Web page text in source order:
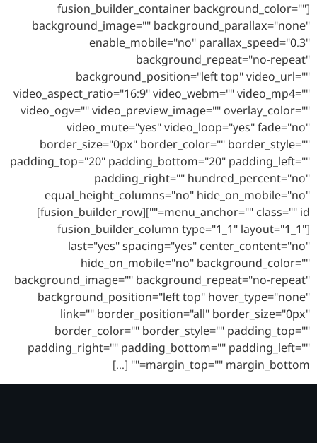
[fusion_builder_container background_color=""
background_image="" background_parallax="none"
enable_mobile="no" parallax_speed="0.3"
background_repeat="no-repeat"
background_position="left top" video_url=""
video_aspect_ratio="16:9" video_webm="" video_mp4=""
video_ogv="" video_preview_image="" overlay_color=""
video_mute="yes" video_loop="yes" fade="no"
border_size="0px" border_color="" border_style=""
padding_top="20" padding_bottom="20" padding_left=""
padding_right="" hundred_percent="no"
equal_height_columns="no" hide_on_mobile="no"
menu_anchor="" class="" id=""][fusion_builder_row]
[fusion_builder_column type="1_1" layout="1_1"
last="yes" spacing="yes" center_content="no"
hide_on_mobile="no" background_color=""
background_image="" background_repeat="no-repeat"
background_position="left top" hover_type="none"
link="" border_position="all" border_size="0px"
border_color="" border_style="" padding_top=""
padding_right="" padding_bottom="" padding_left=""
margin_top="" margin_bottom="" […]